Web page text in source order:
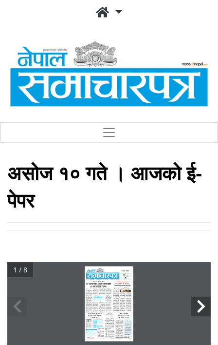
असोज १० गते । आजको ई-
पेपर
1 / 8